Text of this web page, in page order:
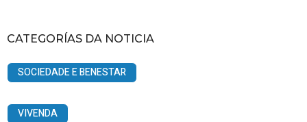
CATEGORÍAS DA NOTICIA
SOCIEDADE E BENESTAR
VIVENDA